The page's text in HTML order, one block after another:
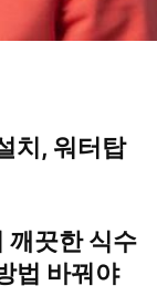
치, 워터탑
깨끗한 식수
법 바꿔야